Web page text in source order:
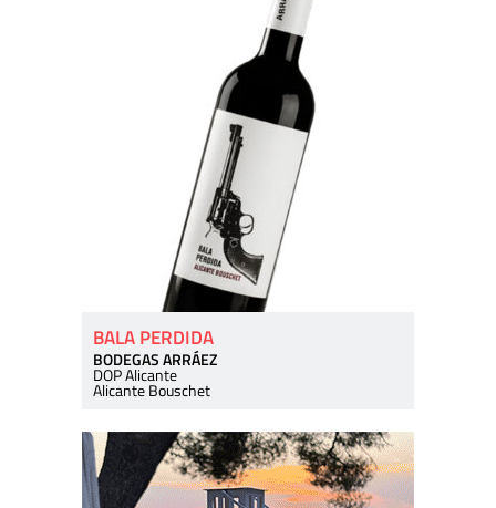
BALA PERDIDA
BODEGAS ARRÁEZ
DOP Alicante
Alicante Bouschet